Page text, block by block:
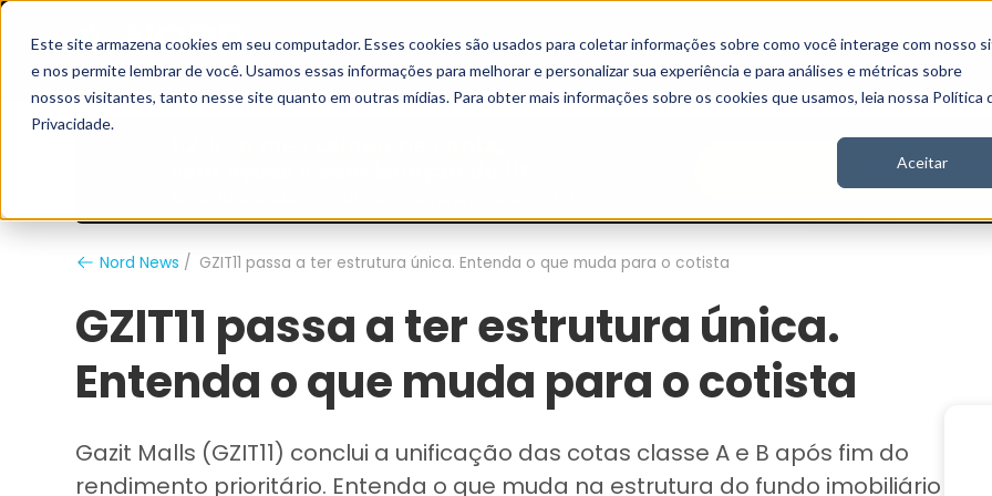
Este site armazena cookies em seu computador. Esses cookies são usados para coletar informações sobre como você interage com nosso
e nos permite lembrar de você. Usamos essas informações para melhorar e personalizar sua experiência e para análises e métricas sobre
nossos visitantes, tanto nesse site quanto em outras mídias. Para obter mais informações sobre os cookies que usamos, leia nossa Política
Privacidade.
Aceitar
Grupo Nord Analistas Vídeos Stories Inscreva-se
Nord News GZIT11 passa a ter estrutura única. Entenda o que muda para o cotista
GZIT11 passa a ter estrutura única.
Entenda o que muda para o cotista
Gazit Malls (GZIT11) conclui a unificação das cotas classe A e B após fim do
rendimento prioritário. Entenda o que muda na estrutura do fundo imobiliário